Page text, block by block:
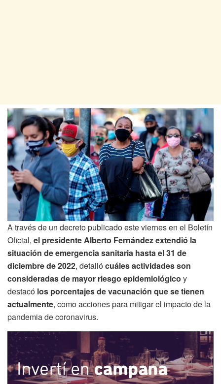
A través de un decreto publicado este viernes en el Boletín
Oficial, el presidente Alberto Fernández extendió la
situación de emergencia sanitaria hasta el 31 de
diciembre de 2022, detallócuáles actividades son
consideradas de mayor riesgo epidemiológico y
destacó los porcentajes de vacunación que se tienen
actualmente, como acciones para mitigar el impacto de la
pandemia de coronavirus.